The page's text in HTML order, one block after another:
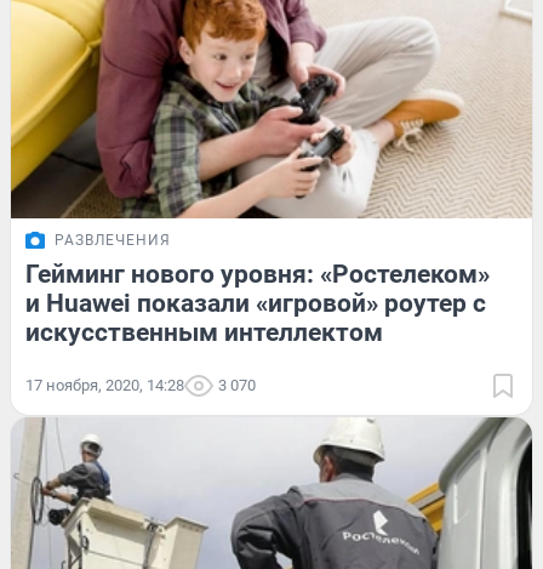
РАЗВЛЕЧЕНИЯ
Гейминг нового уровня: «Ростелеком»
и Huawei показали «игровой» роутер с
искусственным интеллектом
17 ноября, 2020, 14:28 3 070